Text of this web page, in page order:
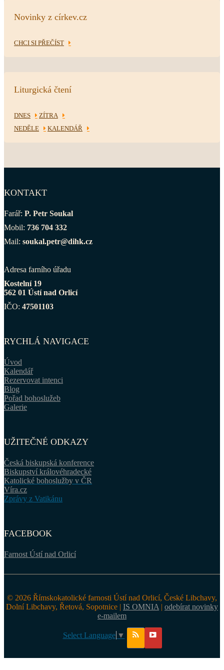
Novinky z církev.cz
CHCI SI PŘEČÍST
Liturgická čtení
DNES
ZÍTRA
NEDĚLE
KALENDÁŘ
KONTAKT
Farář: P. Petr Soukal
Mobil: 736 704 332
Mail: soukal.petr@dihk.cz
Adresa farního úřadu
Kostelní 19
562 01 Ústí nad Orlicí
IČO: 47501103
RYCHLÁ NAVIGACE
Úvod
Kalendář
Rezervovat intenci
Blog
Pořad bohoslužeb
Galerie
UŽITEČNÉ ODKAZY
Česká biskupská konference
Biskupství královéhradecké
Katolické bohoslužby v ČR
Víra.cz
Zprávy z Vatikánu
FACEBOOK
Farnost Ústí nad Orlicí
© 2026 Římskokatolické farnosti Ústí nad Orlicí, České Libchavy,
Dolní Libchavy, Řetová, Sopotnice | IS OMNIA | odebírat novinky
e-mailem
Select Language ▼